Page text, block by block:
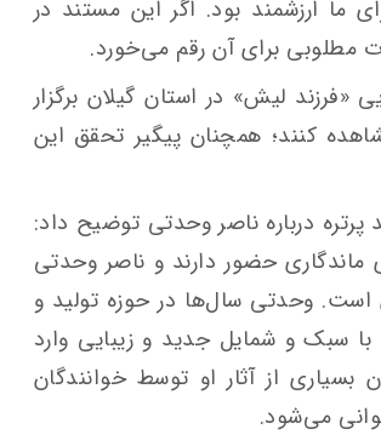
ما ارزشمند بود. اگر این مستند در
مطلوبی برای آن رقم می‌خورد.
«فرزند لیش» در استان گیلان برگزار
کنند؛ همچنان پیگیر تحقق این
درباره ناصر وحدتی توضیح داد:
حضور دارند و ناصر وحدتی
است. وحدتی سال‌ها در حوزه تولید و
سبک و شمایل جدید و زیبایی وارد
از آثار او توسط خوانندگان
می‌شود.